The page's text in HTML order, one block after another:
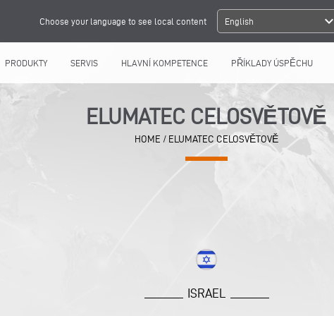
Choose your language to see local content English expand_more
PRODUKTY SERVIS HLAVNÍ KOMPETENCE PŘÍKLADY ÚSPĚCHU
ELUMATEC CELOSVĚTOVĚ
HOME / ELUMATEC CELOSVĚTOVĚ
ISRAEL